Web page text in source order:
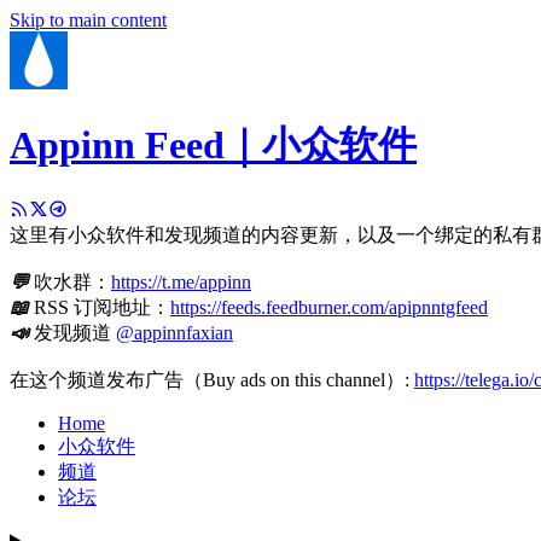
Skip to main content
Appinn Feed｜小众软件
这里有小众软件和发现频道的内容更新，以及一个绑定的私有
💬吹水群： https://t.me/appinn
📖RSS 订阅地址： https://feeds.feedburner.com/apipnntgfeed
📣发现频道 @appinnfaxian
在这个频道发布广告（Buy ads on this channel）: https://telega.io/
Home
小众软件
频道
论坛